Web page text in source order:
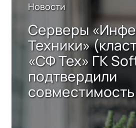
Новости
Серверы
Техники»
«СФ Тех» ГК
подтвердили
решением
Storage 2.x для